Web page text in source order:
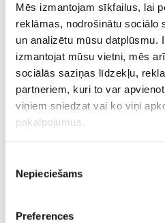
Mēs izmantojam sīkfailus, lai
reklāmas, nodrošinātu sociālo
un analizētu mūsu datplūsmu.
izmantojat mūsu vietni, mēs
sociālās saziņas līdzekļu,
partneriem, kuri to var
viņiem sniedzat vai ko viņi
pakalpojumus.
izvēle
Nepieciešams
Preferences
“Real”
“play-
16.04.2026
Trakais
ar
dusmām